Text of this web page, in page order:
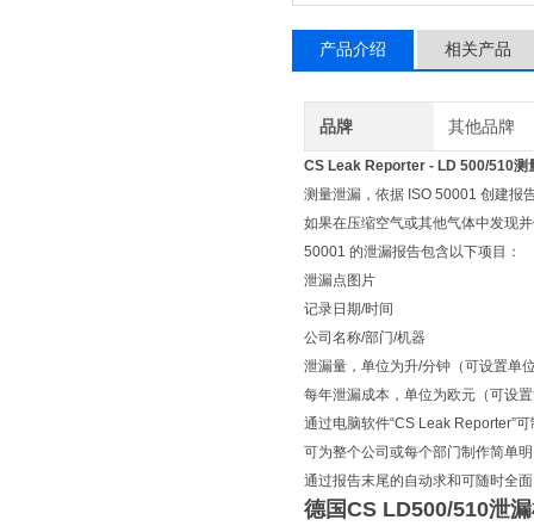
产品介绍 相关产品
品牌 其他品牌
CS Leak Reporter - LD 500/510测
测量泄漏，依据 ISO 50001 创建报
如果在压缩空气或其他气体中发现
50001 的泄漏报告包含以下项目：
泄漏点图片
记录日期/时间
公司名称/部门/机器
泄漏量，单位为升/分钟（可设置单
每年泄漏成本，单位为欧元（可设
通过电脑软件“CS Leak Reporter”
可为整个公司或每个部门制作简单
通过报告末尾的自动求和可随时全
德国CS LD500/510泄